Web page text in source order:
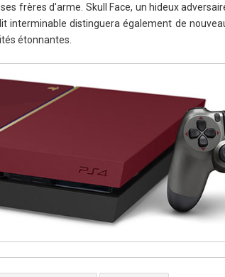
frères d'arme. Skull Face, un hideux
interminable distinguera également de
étonnantes.